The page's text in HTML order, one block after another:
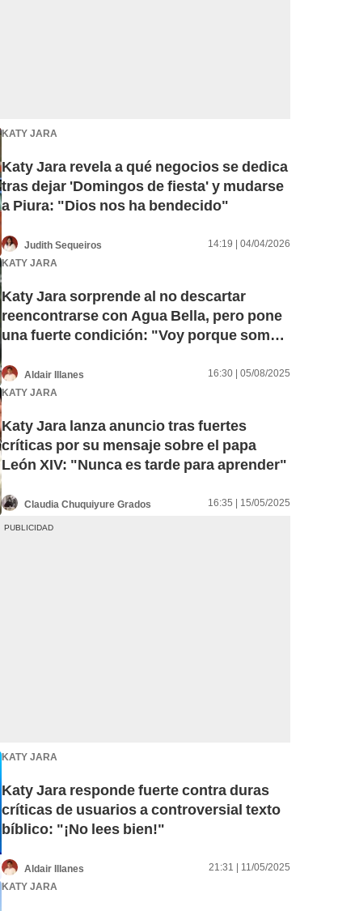
KATY JARA
Katy Jara revela a qué negocios se dedica
tras dejar 'Domingos de fiesta' y mudarse
a Piura: "Dios nos ha bendecido"
Judith Sequeiros
14:19 | 04/04/2026
KATY JARA
Katy Jara sorprende al no descartar
reencontrarse con Agua Bella, pero pone
una fuerte condición: "Voy porque somos
Aldair Illanes
16:30 | 05/08/2025
KATY JARA
Katy Jara lanza anuncio tras fuertes
críticas por su mensaje sobre el papa
León XIV: "Nunca es tarde para aprender"
Claudia Chuquiyure Grados 16:35 | 15/05/2025
KATY JARA
Katy Jara responde fuerte contra duras
críticas de usuarios a controversial texto
bíblico: "¡No lees bien!"
Aldair Illanes
21:31 | 11/05/2025
KATY JARA